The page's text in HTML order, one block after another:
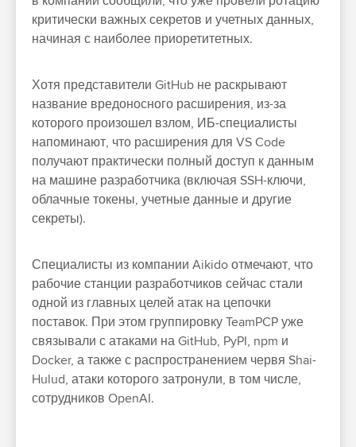
критически важных секретов и учетных данных,
начиная с наиболее приоретитетных.
Хотя представители GitHub не раскрывают
название вредоносного расширения, из-за
которого произошел взлом, ИБ-специалисты
напоминают, что расширения для VS Code
получают практически полный доступ к данным
на машине разработчика (включая SSH-ключи,
облачные токены, учетные данные и другие
секреты).
Специалисты из компании Aikido отмечают, что
рабочие станции разработчиков сейчас стали
одной из главных целей атак на цепочки
поставок. При этом группировку TeamPCP уже
связывали с атаками на GitHub, PyPI, npm и
Docker, а также с распространением червя Shai-
Hulud, атаки которого затронули, в том числе,
сотрудников OpenAI.